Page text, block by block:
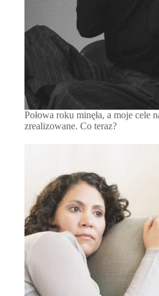
Połowa roku minęła, a moje cele
zrealizowane. Co teraz?